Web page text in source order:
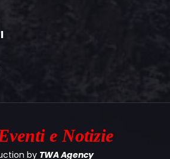
e Notizie
by TWA Agency